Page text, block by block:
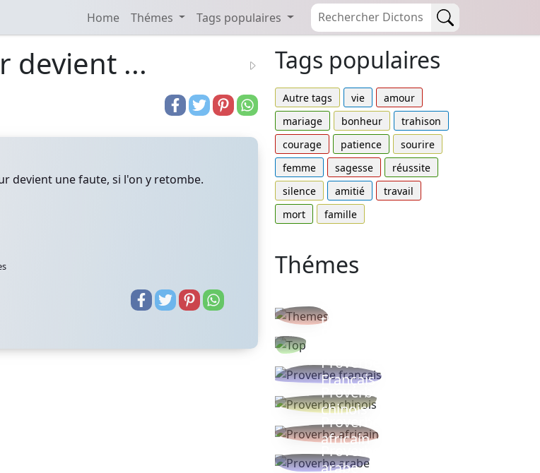
Home Thémes Tags populaires
devient ...
devient une faute, si l'on y retombe.
Tags populaires
Autre tags vie
amour
mariage
bonheur
trahison
courage
patience
sourire
femme
sagesse
réussite
silence
amitié
travail
mort
famille
Thémes
thèmes
Proverbe
Français
Proverbe
chinois
Proverbe
africain
Proverbe
arabe